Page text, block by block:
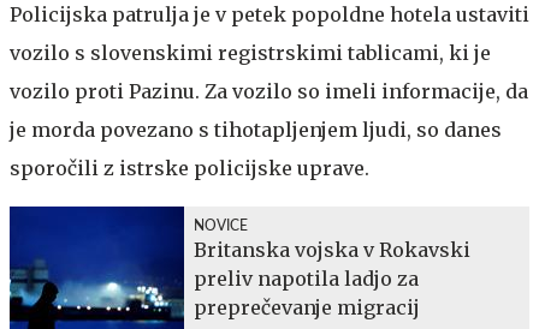
Policijska patrulja je v petek popoldne hotela ustaviti
vozilo s slovenskimi registrskimi tablicami, ki je
vozilo proti Pazinu. Za vozilo so imeli informacije, da
je morda povezano s tihotapljenjem ljudi, so danes
sporočili z istrske policijske uprave.
NOVICE
Britanska vojska v Rokavski
preliv napotila ladjo za
preprečevanje migracij